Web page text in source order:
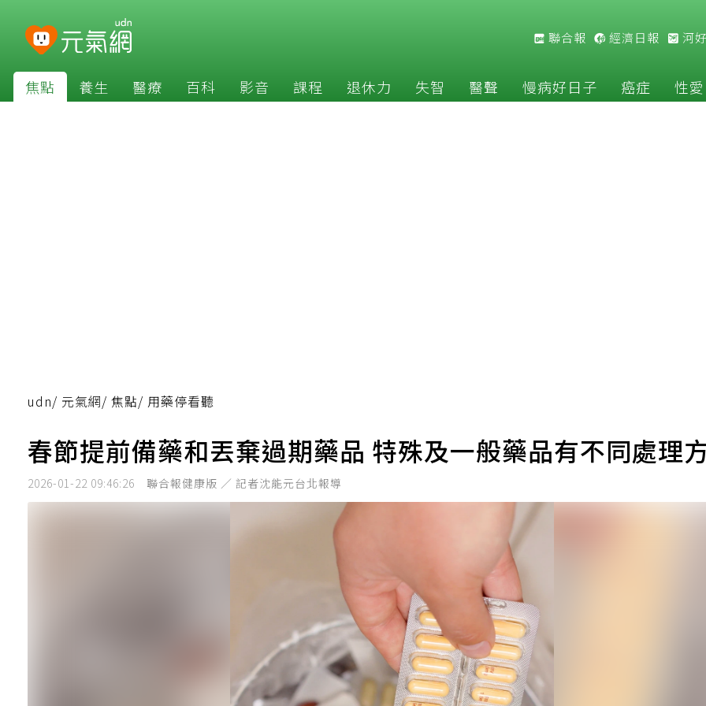
聯合報 經濟日報 河
焦點 養生 醫療 百科 影音 課程 退休力 失智 醫聲 慢病好日子 癌症 性愛
udn/ 元氣網/ 焦點/ 用藥停看聽
春節提前備藥和丟棄過期藥品 特殊及一般藥品有不同處理
2026-01-22 09:46:26 聯合報健康版 ／ 記者沈能元台北報導